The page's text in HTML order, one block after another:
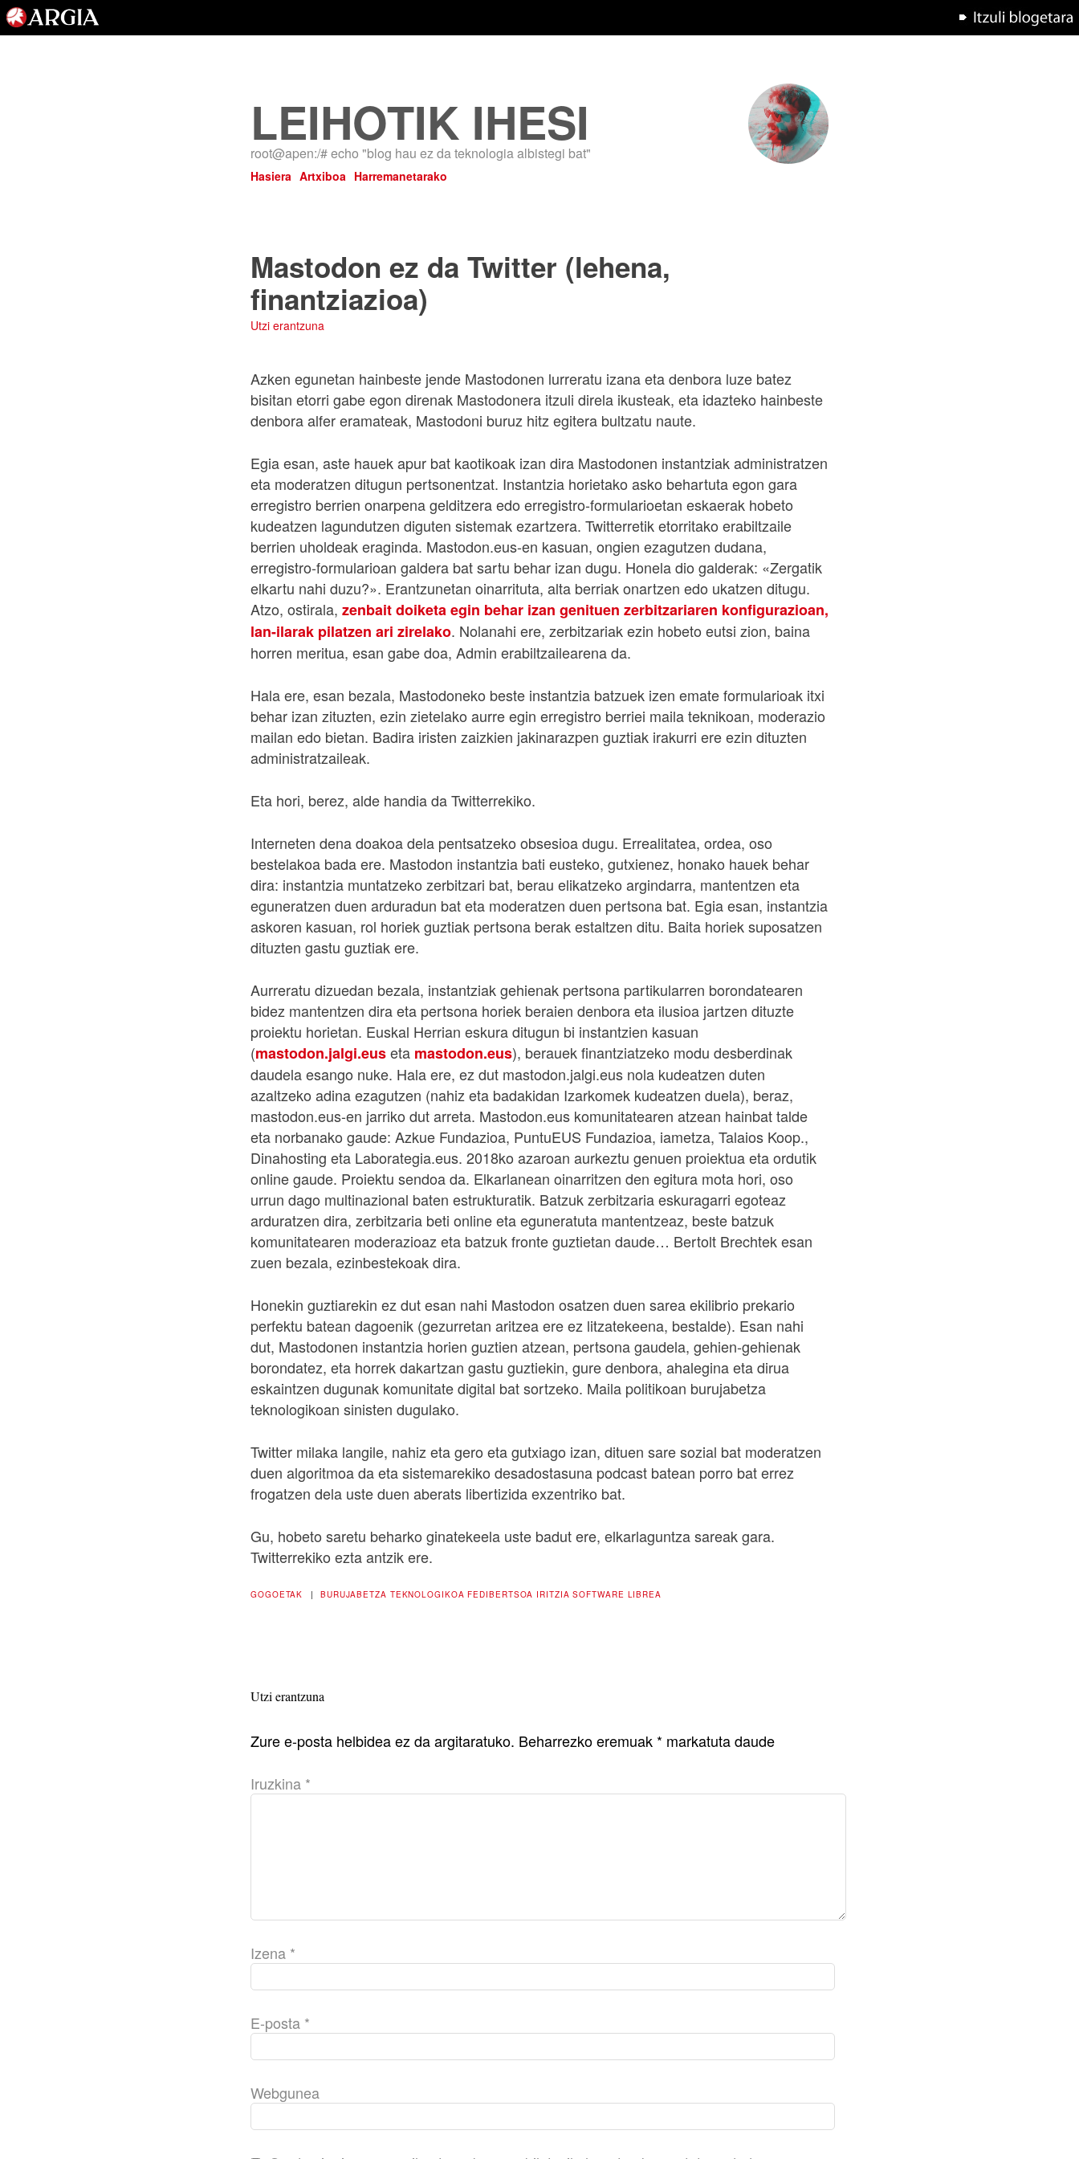
LEIHOTIK IHESI
root@apen:/# echo "blog hau ez da teknologia albistegi bat"
Hasiera Artxiboa Harremanetarako
Mastodon ez da Twitter (lehena,
finantziazioa)
Utzi erantzuna
Azken egunetan hainbeste jende Mastodonen lurreratu izana eta denbora luze batez
bisitan etorri gabe egon direnak Mastodonera itzuli direla ikusteak, eta idazteko hainbeste
denbora alfer eramateak, Mastodoni buruz hitz egitera bultzatu naute.
Egia esan, aste hauek apur bat kaotikoak izan dira Mastodonen instantziak administratzen
eta moderatzen ditugun pertsonentzat. Instantzia horietako asko behartuta egon gara
erregistro berrien onarpena gelditzera edo erregistro-formularioetan eskaerak hobeto
kudeatzen lagundutzen diguten sistemak ezartzera. Twitterretik etorritako erabiltzaile
berrien uholdeak eraginda. Mastodon.eus-en kasuan, ongien ezagutzen dudana,
erregistro-formularioan galdera bat sartu behar izan dugu. Honela dio galderak: «Zergatik
elkartu nahi duzu?». Erantzunetan oinarrituta, alta berriak onartzen edo ukatzen ditugu.
Atzo, ostirala, zenbait doiketa egin behar izan genituen zerbitzariaren konfigurazioan,
lan-ilarak pilatzen ari zirelako. Nolanahi ere, zerbitzariak ezin hobeto eutsi zion, baina
horren meritua, esan gabe doa, Admin erabiltzailearena da.
Hala ere, esan bezala, Mastodoneko beste instantzia batzuek izen emate formularioak itxi
behar izan zituzten, ezin zietelako aurre egin erregistro berriei maila teknikoan, moderazio
mailan edo bietan. Badira iristen zaizkien jakinarazpen guztiak irakurri ere ezin dituzten
administratzaileak.
Eta hori, berez, alde handia da Twitterrekiko.
Interneten dena doakoa dela pentsatzeko obsesioa dugu. Errealitatea, ordea, oso
bestelakoa bada ere. Mastodon instantzia bati eusteko, gutxienez, honako hauek behar
dira: instantzia muntatzeko zerbitzari bat, berau elikatzeko argindarra, mantentzen eta
eguneratzen duen arduradun bat eta moderatzen duen pertsona bat. Egia esan, instantzia
askoren kasuan, rol horiek guztiak pertsona berak estaltzen ditu. Baita horiek suposatzen
dituzten gastu guztiak ere.
Aurreratu dizuedan bezala, instantziak gehienak pertsona partikularren borondatearen
bidez mantentzen dira eta pertsona horiek beraien denbora eta ilusioa jartzen dituzte
proiektu horietan. Euskal Herrian eskura ditugun bi instantzien kasuan
(mastodon.jalgi.euseta mastodon.eus), berauek finantziatzeko modu desberdinak
daudela esango nuke. Hala ere, ez dut mastodon.jalgi.eus nola kudeatzen duten
azaltzeko adina ezagutzen (nahiz eta badakidan Izarkomek kudeatzen duela), beraz,
mastodon.eus-en jarriko dut arreta. Mastodon.eus komunitatearen atzean hainbat talde
eta norbanako gaude: Azkue Fundazioa, PuntuEUS Fundazioa, iametza, Talaios Koop.,
Dinahosting eta Laborategia.eus. 2018ko azaroan aurkeztu genuen proiektua eta ordutik
online gaude. Proiektu sendoa da. Elkarlanean oinarritzen den egitura mota hori, oso
urrun dago multinazional baten estrukturatik. Batzuk zerbitzaria eskuragarri egoteaz
arduratzen dira, zerbitzaria beti online eta eguneratuta mantentzeaz, beste batzuk
komunitatearen moderazioaz eta batzuk fronte guztietan daude… Bertolt Brechtek esan
zuen bezala, ezinbestekoak dira.
Honekin guztiarekin ez dut esan nahi Mastodon osatzen duen sarea ekilibrio prekario
perfektu batean dagoenik (gezurretan aritzea ere ez litzatekeena, bestalde). Esan nahi
dut, Mastodonen instantzia horien guztien atzean, pertsona gaudela, gehien-gehienak
borondatez, eta horrek dakartzan gastu guztiekin, gure denbora, ahalegina eta dirua
eskaintzen dugunak komunitate digital bat sortzeko. Maila politikoan burujabetza
teknologikoan sinisten dugulako.
Twitter milaka langile, nahiz eta gero eta gutxiago izan, dituen sare sozial bat moderatzen
duen algoritmoa da eta sistemarekiko desadostasuna podcast batean porro bat errez
frogatzen dela uste duen aberats libertizida exzentriko bat.
Gu, hobeto saretu beharko ginatekeela uste badut ere, elkarlaguntza sareak gara.
Twitterrekiko ezta antzik ere.
GOGOETAK | BURUJABETZA TEKNOLOGIKOA FEDIBERTSOA IRITZIA SOFTWARE LIBREA
Utzi erantzuna
Zure e-posta helbidea ez da argitaratuko. Beharrezko eremuak * markatuta daude
Iruzkina *
Izena *
E-posta *
Webgunea